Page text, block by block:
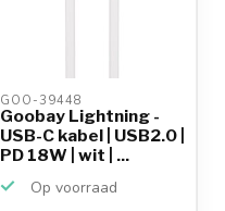
GOO-39448
Goobay Lightning -
USB-C kabel | USB2.0 |
PD 18W | wit | ...
Op voorraad